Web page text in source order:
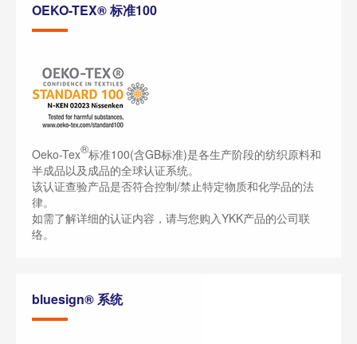
OEKO-TEX® 标准100
Oeko-Tex®标准100(含GB标准)是各生产阶段的纺织原料和
半成品以及成品的全球认证系统。
该认证查验产品是否符合控制/禁止特定物质和化学品的法
律。
如需了解详细的认证内容，请与您购入YKK产品的公司联
络。
bluesign® 系统